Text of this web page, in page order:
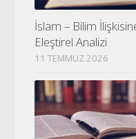
İslam – Bilim
Eleştirel Analizi
11 TEMMUZ 2026